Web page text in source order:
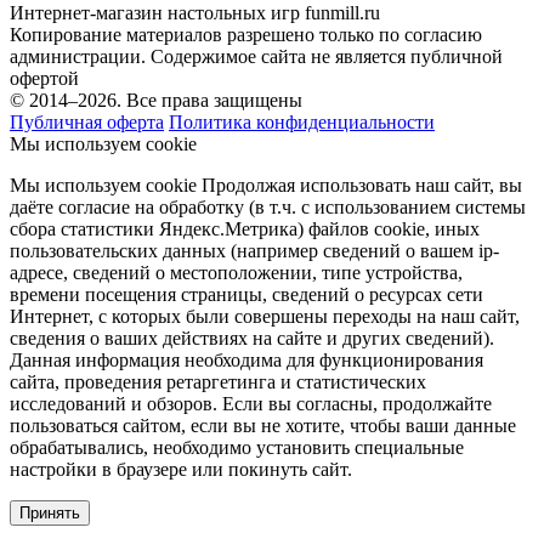
Интернет-магазин настольных игр funmill.ru
Копирование материалов разрешено только по согласию
администрации. Содержимое сайта не является публичной
офертой
© 2014–2026. Все права защищены
Публичная оферта Политика конфиденциальности
Мы используем cookie
Мы используем cookie Продолжая использовать наш cайт, вы
даёте согласие на обработку (в т.ч. с использованием системы
сбора статистики Яндекс.Метрика) файлов cookie, иных
пользовательских данных (например сведений о вашем ip-
адресе, сведений о местоположении, типе устройства,
времени посещения страницы, сведений о ресурсах сети
Интернет, с которых были совершены переходы на наш сайт,
сведения о ваших действиях на сайте и других сведений).
Данная информация необходима для функционирования
сайта, проведения ретаргетинга и статистических
исследований и обзоров. Если вы согласны, продолжайте
пользоваться сайтом, если вы не хотите, чтобы ваши данные
обрабатывались, необходимо установить специальные
настройки в браузере или покинуть сайт.
Принять